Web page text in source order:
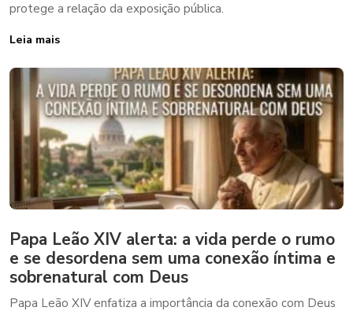
protege a relação da exposição pública.
Leia mais
Papa Leão XIV alerta: a vida perde o rumo
e se desordena sem uma conexão íntima e
sobrenatural com Deus
Papa Leão XIV enfatiza a importância da conexão com Deus